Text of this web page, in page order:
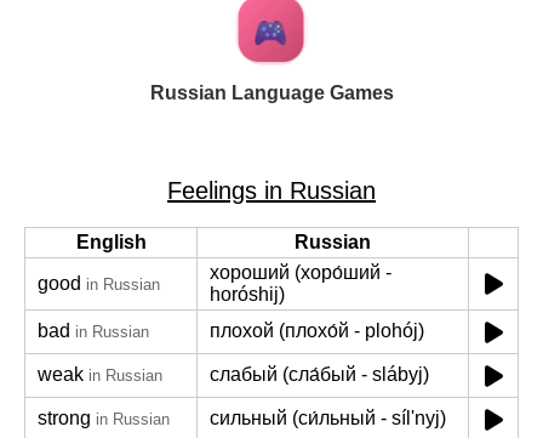
Russian Language Games
Feelings in Russian
English
Russian
good in Russian
хороший (хоро́ший -
horóshij)
bad in Russian плохой (плохо́й - plohój)
weak in Russian слабый (сла́бый - slábyj)
strong in Russian сильный (си́льный - síl'nyj)